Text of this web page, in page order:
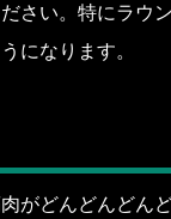
さい。特にラウ
になります。
がどんどんどん